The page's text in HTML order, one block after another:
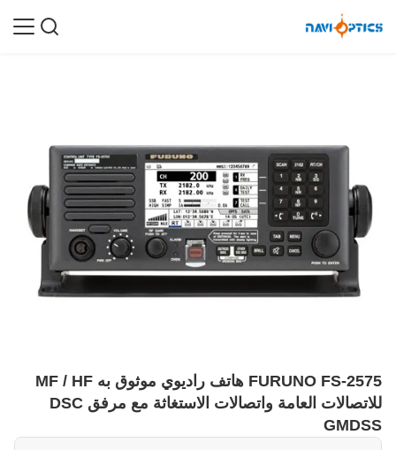
FURUNO FS-2575 هاتف راديوي موثوق به MF / HF
للاتصالات العامة واتصالات الاستغاثة مع مرفق DSC
GMDSS